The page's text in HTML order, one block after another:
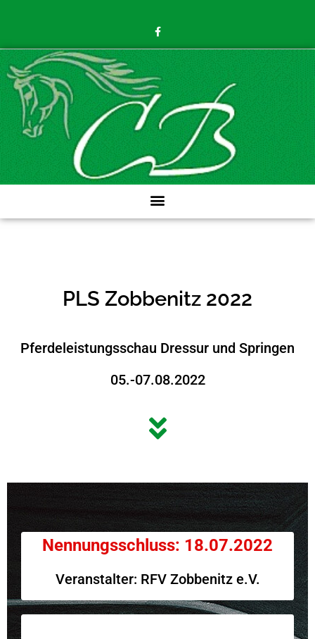
PLS Zobbenitz 2022
Pferdeleistungsschau Dressur und Springen
05.-07.08.2022
Nennungsschluss: 18.07.2022
Veranstalter: RFV Zobbenitz e.V.